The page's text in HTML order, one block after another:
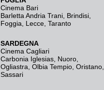
Cinema Bari
Barletta Andria Trani Brindisi
Foggia
Lecce Taranto
SARDEGNA
Cinema Cagliari
Carbonia Iglesias Nuoro
Ogliastra Olbia Tempio Oristano
Sassari